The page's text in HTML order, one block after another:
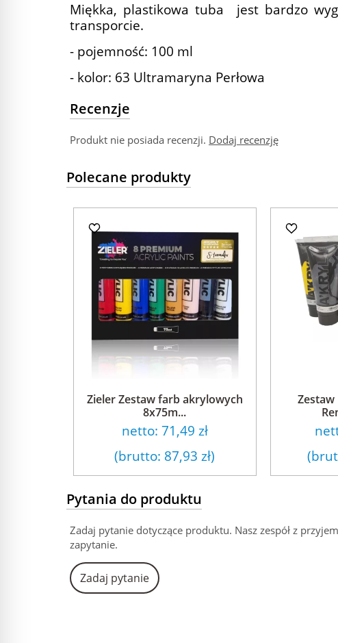
Miękka, plastikowa tuba jest bardzo
transporcie.
- pojemność: 100 ml
- kolor: 63 Ultramaryna Perłowa
Recenzje
Produkt nie posiada recenzji. Dodaj recenzję
Polecane produkty
Zieler Zestaw farb akrylowych
8x75m...
netto: 71,49 zł
(brutto: 87,93 zł)
Pytania do produktu
Zadaj pytanie dotyczące produktu. Nasz zespół z
zapytanie.
Zadaj pytanie